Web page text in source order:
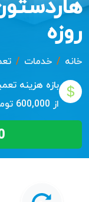
روزه
خانه خدمات
بازه هزینه
از 600,000 تومان